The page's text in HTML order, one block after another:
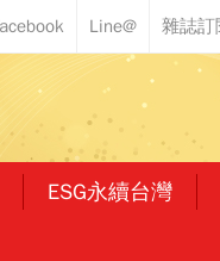
ESG永續台灣